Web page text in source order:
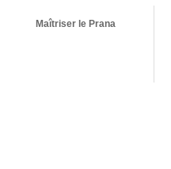
Maîtriser le Prana